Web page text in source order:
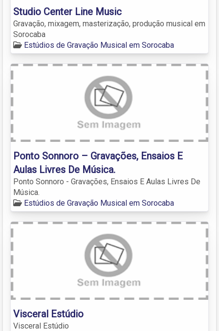
Studio Center Line Music
Gravação, mixagem, masterização, produção musical em
Sorocaba
Estúdios de Gravação Musical em Sorocaba
Ponto Sonnoro – Gravações, Ensaios E
Aulas Livres De Música.
Ponto Sonnoro - Gravações, Ensaios E Aulas Livres De
Música.
Estúdios de Gravação Musical em Sorocaba
Visceral Estúdio
Visceral Estúdio